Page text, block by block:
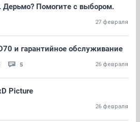
Помогите с выбором.
27 февраля
и гарантийное обслуживание
5 26 февраля
Picture
26 февраля